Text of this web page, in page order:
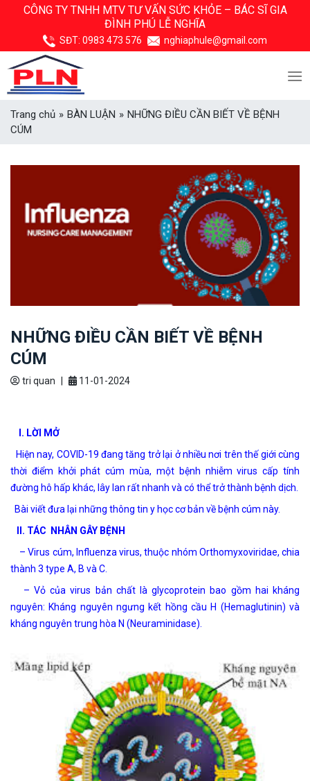
CÔNG TY TNHH MTV TƯ VẤN SỨC KHỎE – BÁC SĨ GIA
ĐÌNH PHÚ LỄ NGHĨA
SĐT: 0983 473 576 nghiaphule@gmail.com
Trang chủ » BÀN LUẬN » NHỮNG ĐIỀU CẦN BIẾT VỀ BỆNH
CÚM
NHỮNG ĐIỀU CẦN BIẾT VỀ BỆNH
CÚM
tri quan 11-01-2024
I. LỜI MỞ
Hiện nay, COVID-19 đang tăng trở lại ở nhiều nơi trên thế giới cùng
thời điểm khởi phát cúm mùa, một bệnh nhiễm virus cấp tính
đường hô hấp khác, lây lan rất nhanh và có thể trở thành bệnh dịch.
Bài viết đưa lại những thông tin y học cơ bản về bệnh cúm này.
II. TÁC NHÂN GÂY BỆNH
– Virus cúm, Influenza virus, thuộc nhóm Orthomyxoviridae, chia
thành 3 type A, B và C.
– Vỏ của virus bản chất là glycoprotein bao gồm hai kháng
nguyên: Kháng nguyên ngưng kết hồng cầu H (Hemaglutinin) và
kháng nguyên trung hòa N (Neuraminidase).